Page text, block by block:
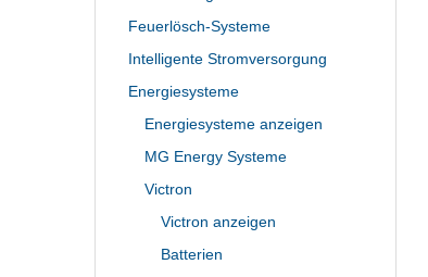
Feuerlösch-Systeme
Intelligente Stromversorgung
Energiesysteme
Energiesysteme anzeigen
MG Energy Systeme
Victron
Victron anzeigen
Batterien